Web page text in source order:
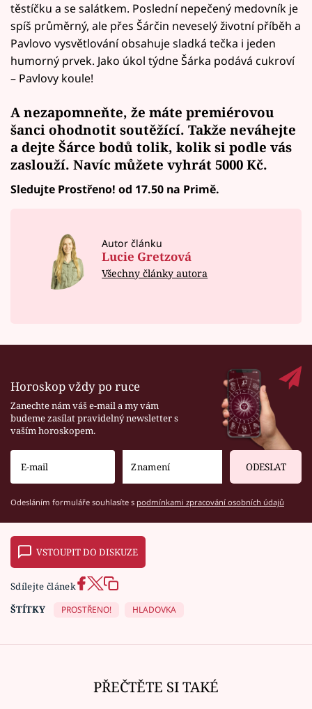
těstíčku a se salátkem. Poslední nepečený medovník je
spíš průměrný, ale přes Šárčin neveselý životní příběh a
Pavlovo vysvětlování obsahuje sladká tečka i jeden
humorný prvek. Jako úkol týdne Šárka podává cukroví
– Pavlovy koule!
A nezapomneňte, že máte premiérovou
šanci ohodnotit soutěžící. Takže neváhejte
a dejte Šárce bodů tolik, kolik si podle vás
zaslouží. Navíc můžete vyhrát 5000 Kč.
Sledujte Prostřeno! od 17.50 na Primě.
Autor článku
Lucie Gretzová
Všechny články autora
Horoskop vždy po ruce
Zanechte nám váš e-mail a my vám
budeme zasílat pravidelný newsletter s
vaším horoskopem.
ODESLAT
Odesláním formuláře souhlasíte s podmínkami zpracování osobních údajů
VSTOUPIT DO DISKUZE
Sdílejte článek
ŠTÍTKY
PROSTŘENO! HLADOVKA
PŘEČTĚTE SI TAKÉ